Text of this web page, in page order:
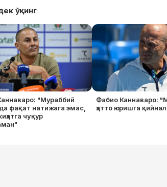
ўқинг
"Мураббий
фақат натижага эмас,
чуқур
Фабио Каннаваро:
ҳатто юришга